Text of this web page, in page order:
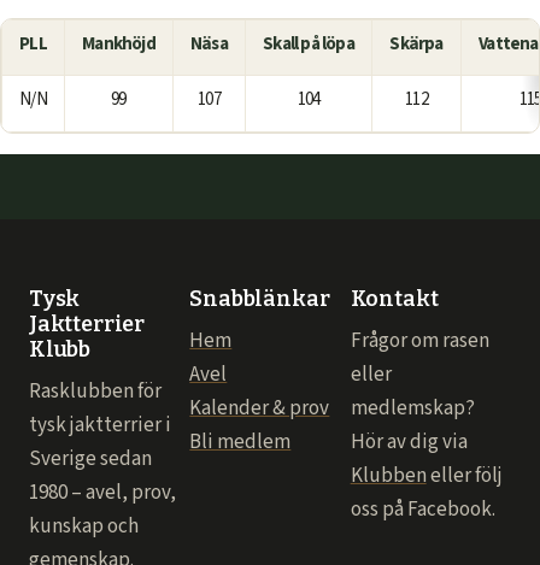
PLL Mankhöjd Näsa Skall på löpa Skärpa
N/N 99 107 104 112
Tysk
Jaktterrier
Klubb
Rasklubben för
tysk jaktterrier i
Sverige sedan
1980 – avel, prov,
kunskap och
Snabblänkar
Hem
Avel
Kalender & prov
Bli medlem
Kontakt
Frågor om rasen
eller
medlemskap?
Hör av dig via
Klubbeneller följ
oss på Facebook.